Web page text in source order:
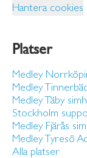
Hantera cookies
Platser
Medley
Medley
Medley Täby
Stockholm
Medley Fjärås
Medley Tyresö
Alla platser